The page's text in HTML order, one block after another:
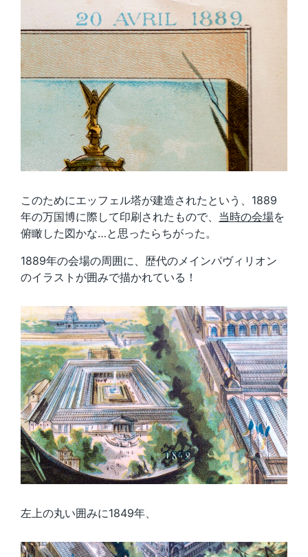
このためにエッフェル塔が建造されたという、1889
年の万国博に際して印刷されたもので、 当時の会場を
俯瞰した図かな…と思ったらちがった。
1889年の会場の周囲に、歴代のメインパヴィリオン
のイラストが囲みで描かれている！
左上の丸い囲みに1849年、